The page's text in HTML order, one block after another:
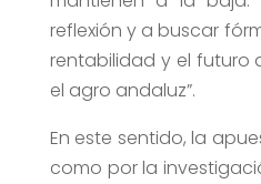
reflexión y a buscar
rentabilidad y el futuro
el agro andaluz”.
En este sentido, la
como por la